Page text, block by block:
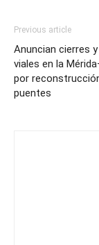
Previous article
Anuncian cierres
viales en la
por
puentes